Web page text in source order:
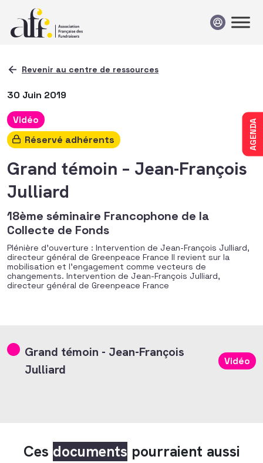
AGENDA
Revenir au centre de ressources
30 Juin 2019
Vidéo
Réservé adhérents
Grand témoin – Jean-François
Julliard
18ème séminaire Francophone de la
Collecte de Fonds
Plénière d’ouverture : Intervention de Jean-François Julliard,
directeur général de Greenpeace France Il revient sur la
mobilisation et l’engagement comme vecteurs de
changements. Intervention de Jean-François Julliard,
directeur général de Greenpeace France
Grand témoin - Jean-François
Julliard
Vidéo
Ces documents pourraient aussi